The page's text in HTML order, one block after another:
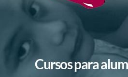
Cursos para